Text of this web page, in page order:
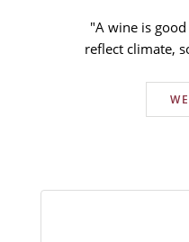
"A wine is
reflect climate,